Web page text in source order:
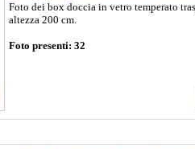
Foto dei box doccia in vetro temperato
altezza 200 cm.
Foto presenti: 32